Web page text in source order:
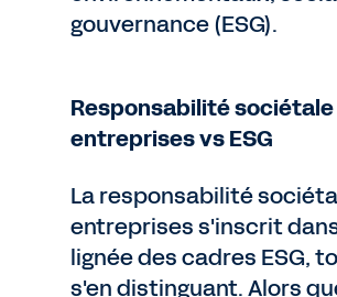
gouvernance (ESG).
Responsabilité
entreprises vs ESG
La responsabilité
entreprises s'inscrit
lignée des cadres ESG,
s'en distinguant. Alors